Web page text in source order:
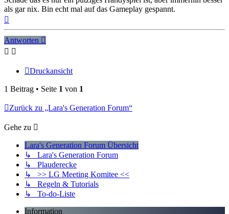
als gar nix. Bin echt mal auf das Gameplay gespannt.
Antworten
Druckansicht
1 Beitrag • Seite 1 von 1
Zurück zu „Lara's Generation Forum“
Gehe zu
Lara's Generation Forum Übersicht
↳ Lara's Generation Forum
↳ Plauderecke
↳ >> LG Meeting Komitee <<
↳ Regeln & Tutorials
↳ To-do-Liste
Information